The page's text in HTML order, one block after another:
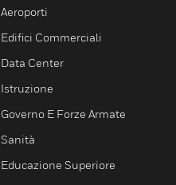
Aeroporti
Edifici Commerciali
Data Center
Istruzione
Governo E Forze Armate
Sanità
Educazione Superiore